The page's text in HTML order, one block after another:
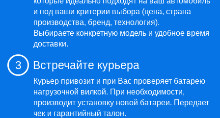
и под ваши критерии выбора (цена, страна
производства, бренд, технология).
Выбираете конкретную модель и удобное время
доставки.
3 Встречайте курьера
Курьер привозит и при Вас проверяет батарею
нагрузочной вилкой. При необходимости,
производит установку новой батареи. Передает
чек и гарантийный талон.